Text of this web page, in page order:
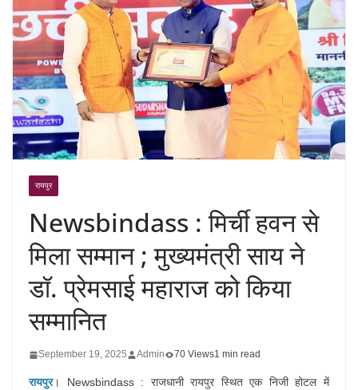
रायपुर
Newsbindass : मिर्ची हवन से
मिला सम्मान ; मुख्यमंत्री साय ने
डॉ. प्रेमसाई महाराज को किया
सम्मानित
September 19, 2025 Admin 70 Views1 min read
रायपुर। Newsbindass : राजधानी रायपुर स्थित एक निजी होटल में